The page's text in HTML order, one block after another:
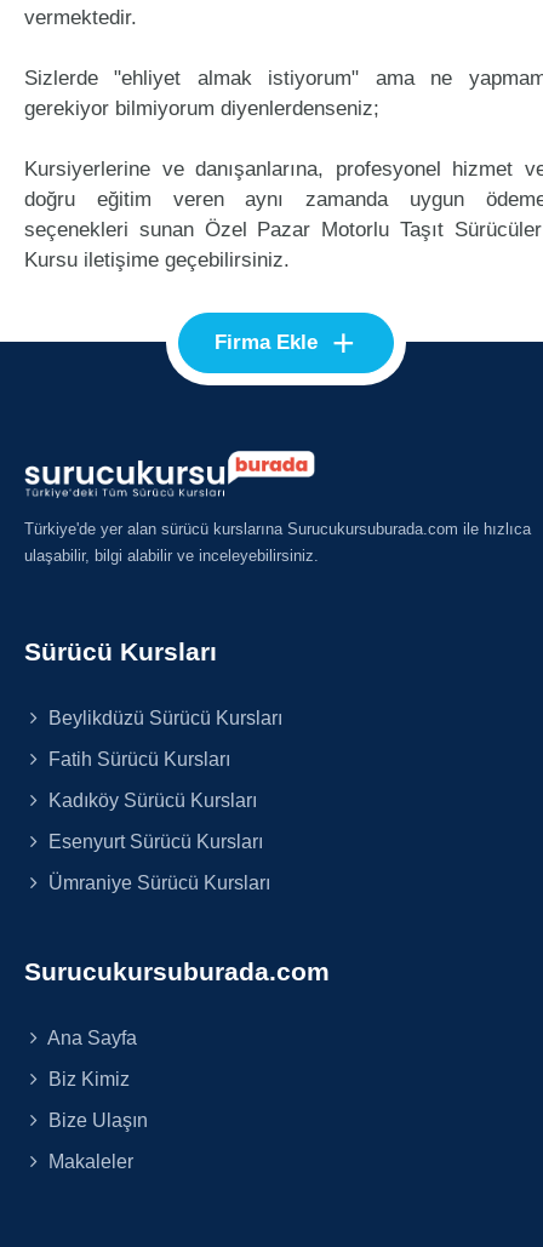
vermektedir.
Sizlerde "ehliyet almak istiyorum" ama ne
gerekiyor bilmiyorum diyenlerdenseniz;
Kursiyerlerine ve danışanlarına, profesyonel hizmet
doğru eğitim veren aynı zamanda uygun
seçenekleri sunan Özel Pazar Motorlu Taşıt
Kursu iletişime geçebilirsiniz.
Firma Ekle +
Türkiye'de yer alan sürücü kurslarına Surucukursuburada.com ile hızlıca
ulaşabilir, bilgi alabilir ve inceleyebilirsiniz.
Sürücü Kursları
Beylikdüzü Sürücü Kursları
Fatih Sürücü Kursları
Kadıköy Sürücü Kursları
Esenyurt Sürücü Kursları
Ümraniye Sürücü Kursları
Surucukursuburada.com
Ana Sayfa
Biz Kimiz
Bize Ulaşın
Makaleler